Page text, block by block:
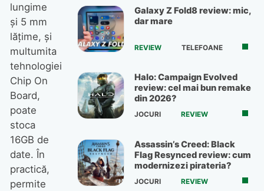
lungime
şi 5 mm
lăţime, şi
multumita
tehnologiei
Chip On
Board,
poate
stoca
16GB de
date. În
practică,
permite
Galaxy Z Fold8 review: mic,
dar mare
REVIEW TELEFOANE
Halo: Campaign Evolved
review: cel mai bun remake
din 2026?
JOCURI REVIEW
Assassin’s Creed: Black
Flag Resynced review: cum
modernizezi pirateria?
JOCURI REVIEW